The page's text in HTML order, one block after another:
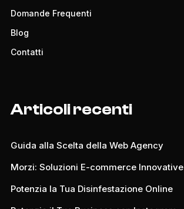
Domande Frequenti
Blog
Contatti
Articoli recenti
Guida alla Scelta della Web Agency
Morzi: Soluzioni E-commerce Innovative
Potenzia la Tua Disinfestazione Online